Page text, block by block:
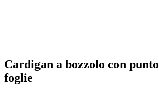
Cardigan a bozzolo con punto
foglie